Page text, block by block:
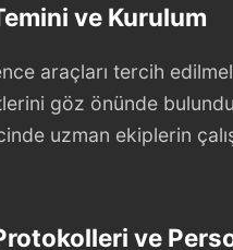
ve Kurulum
araçları tercih
göz önünde
uzman ekiplerin
ve